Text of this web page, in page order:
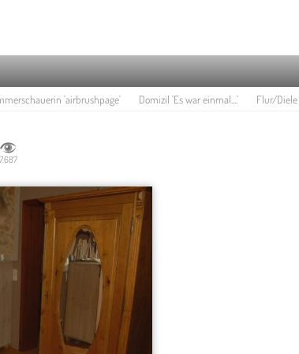
'airbrushpage' Domizil 'Es war einmal....' Flur/
7.687